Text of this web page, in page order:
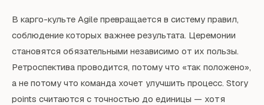
В карго-культе Agile превращается в систему правил,
соблюдение которых важнее результата. Церемонии
становятся обязательными независимо от их пользы.
Ретроспектива проводится, потому что «так положено»,
а не потому что команда хочет улучшить процесс. Story
points считаются с точностью до единицы — хотя